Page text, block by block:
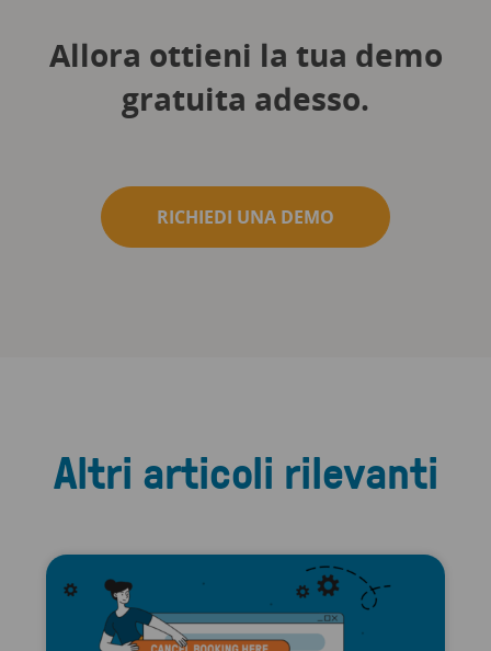
Allora ottieni la tua demo
gratuita adesso.
RICHIEDI UNA DEMO
Altri articoli rilevanti